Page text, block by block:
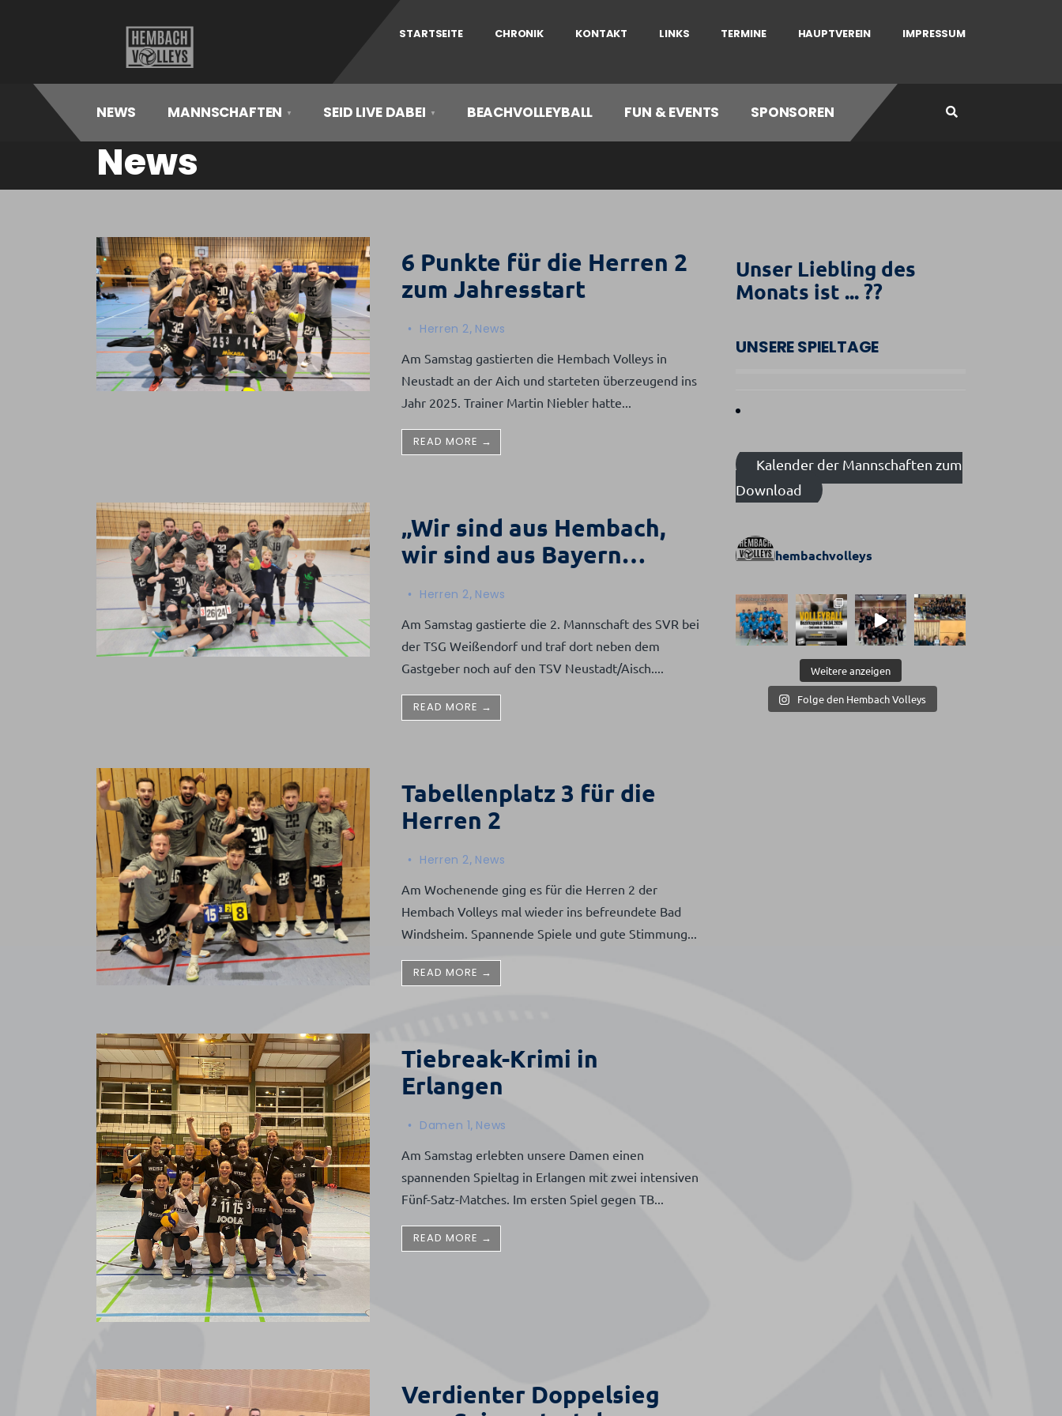
Hembach
Volleys
STARTSEITE CHRONIK KONTAKT LINKS TERMINE HAUPTVEREIN IMPRESSUM
NEWS MANNSCHAFTEN SEID LIVE DABEI BEACHVOLLEYBALL FUN & EVENTS SPONSOREN
News
6 Punkte für die Herren 2
zum Jahresstart
• Herren 2, News
Am Samstag gastierten die Hembach Volleys in
Neustadt an der Aich und starteten überzeugend ins
Jahr 2025. Trainer Martin Niebler hatte...
READ MORE →
„Wir sind aus Hembach,
wir sind aus Bayern…
• Herren 2, News
Am Samstag gastierte die 2. Mannschaft des SVR bei
der TSG Weißendorf und traf dort neben dem
Gastgeber noch auf den TSV Neustadt/Aisch....
READ MORE →
Tabellenplatz 3 für die
Herren 2
• Herren 2, News
Am Wochenende ging es für die Herren 2 der
Hembach Volleys mal wieder ins befreundete Bad
Windsheim. Spannende Spiele und gute Stimmung...
READ MORE →
Tiebreak-Krimi in
Erlangen
• Damen 1, News
Am Samstag erlebten unsere Damen einen
spannenden Spieltag in Erlangen mit zwei intensiven
Fünf-Satz-Matches. Im ersten Spiel gegen TB...
READ MORE →
Verdienter Doppelsieg
Unser Liebling des
Monats ist ... ??
UNSERE SPIELTAGE
Kalender der Mannschaften zum
Download
hembachvolleys
Weitere anzeigen
Folge den Hembach Volleys